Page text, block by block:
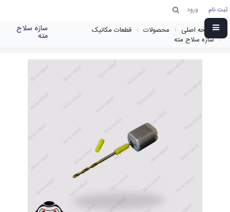
ثبت نام ورود
صفحه اصلی محصولات
قطعات مکانیک
سازه سلاح مته
سازه سلاح
مته